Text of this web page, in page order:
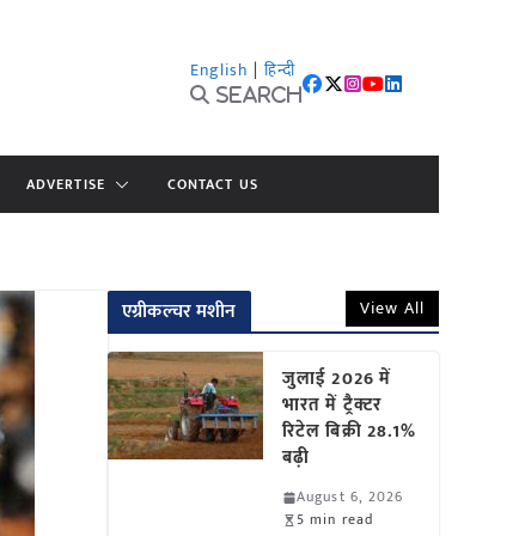
English | हिन्दी
Search
ADVERTISE CONTACT US
एग्रीकल्चर मशीन View All
जुलाई 2026 में
भारत में ट्रैक्टर
रिटेल बिक्री 28.1%
बढ़ी
August 6, 2026
5 min read